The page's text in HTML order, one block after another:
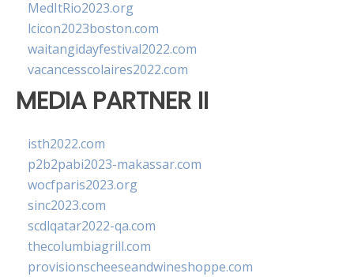
MedItRio2023.org
lcicon2023boston.com
waitangidayfestival2022.com
vacancesscolaires2022.com
MEDIA PARTNER II
isth2022.com
p2b2pabi2023-makassar.com
wocfparis2023.org
sinc2023.com
scdlqatar2022-qa.com
thecolumbiagrill.com
provisionscheeseandwineshoppe.com